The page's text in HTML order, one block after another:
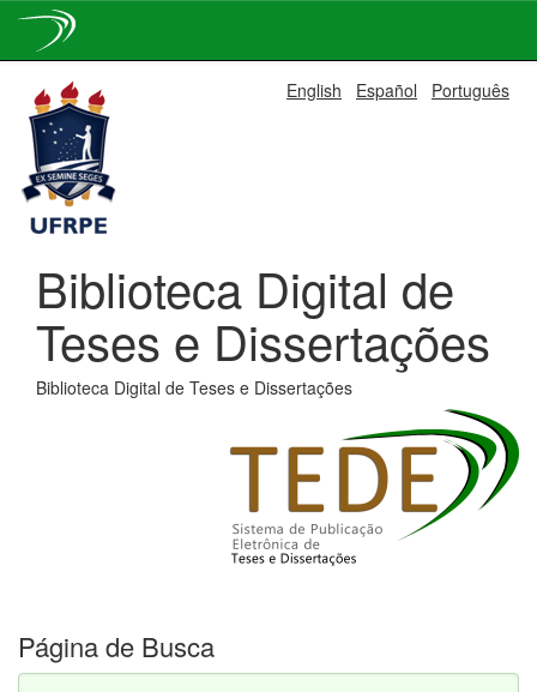
navigation
English Español Português
Biblioteca Digital de
Teses e Dissertações
Biblioteca Digital de Teses e Dissertações
Página de Busca